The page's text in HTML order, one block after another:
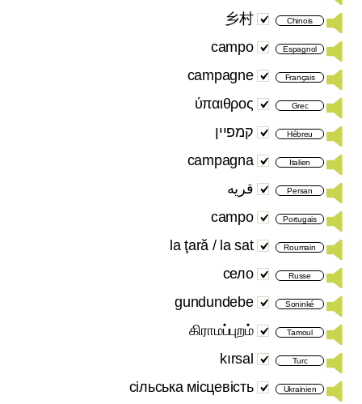
Chinois
乡村
Espagnol
campo
Français
campagne
Grec
ύπαιθρος
Hébreu קמפיין
Italien
campagna
Persan قریه
Portugais
campo
Roumain
la ţară / la sat
Russe
село
Soninké
gundundebe
Tamoul
கிராமப்புறம்
Turc
kırsal
Ukrainien
сільська місцевість